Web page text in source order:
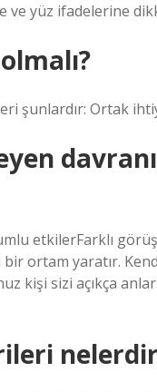
yüz ifadelerine
şunlardır: Ortak
etkilerFarklı
ortam yaratır.
kişi sizi açıkça